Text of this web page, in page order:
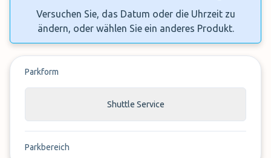
Versuchen Sie, das Datum oder die Uhrzeit zu
ändern, oder wählen Sie ein anderes Produkt.
Parkform
Shuttle Service
Parkbereich